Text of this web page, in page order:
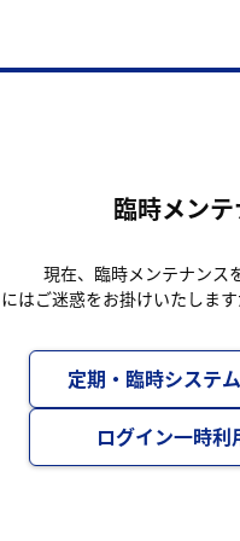
臨時メン
現在、臨時メンテナンス
はご迷惑をお掛けいたしま
定期・臨時システ
ログイン一時利